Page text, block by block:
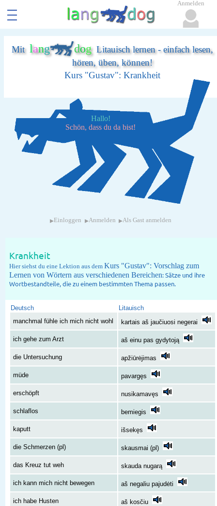
Mit lang dogLitauisch lernen - einfach lesen,
hören, üben, können!
Kurs "Gustav": Krankheit
Hallo!
Schön, dass du da bist!
▸ Einloggen ▸Anmelden ▸Als Gast anmelden
Krankheit
Hier siehst du eine Lektion aus dem Kurs "Gustav": Vorschlag zum
Lernen von Wörtern aus verschiedenen Bereichen: Sätze und ihre
Wortbestandteile, die zu einem bestimmten Thema passen.
Deutsch
Litauisch
manchmal fühle ich mich nicht wohl
kartais aš jaučiuosi negerai
ich gehe zum Arzt aš einu pas gydytoją
die Untersuchung apžiūrėjimas
müde pavargęs
erschöpft nusikamavęs
schlaflos bemiegis
kaputt išsekęs
die Schmerzen (pl) skausmai (pl)
das Kreuz tut weh skauda nugarą
ich kann mich nicht bewegen aš negaliu pajudėti
ich habe Husten aš kosčiu
Anmelden